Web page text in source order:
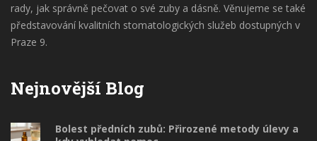
rady, jak správně pečovat o své zuby a dásně. Věnujeme se také
představování kvalitních stomatologických služeb dostupných v
Praze 9.
Nejnovější Blog
Bolest předních zubů: Přirozené metody úlevy a